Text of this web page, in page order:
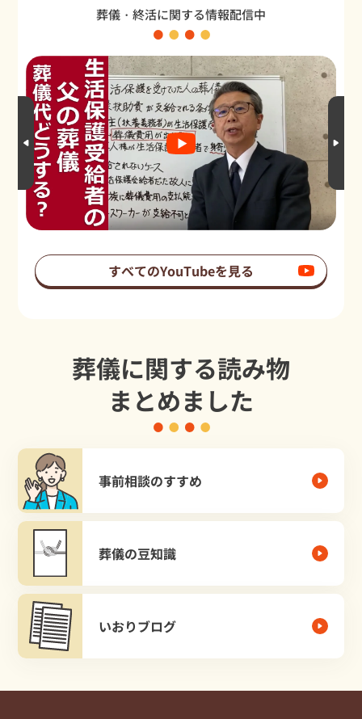
葬儀・終活に関する情報配信中
すべてのYouTubeを見る
葬儀に関する読み物
まとめました
事前相談のすすめ
葬儀の豆知識
いおりブログ